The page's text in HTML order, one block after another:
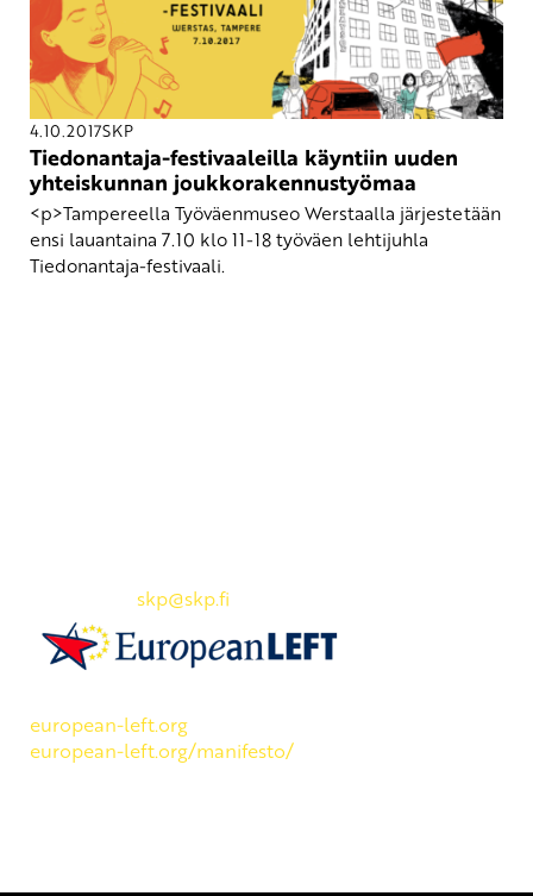
4.10.2017SKP
Tiedonantaja-festivaaleilla käyntiin uuden
yhteiskunnan joukkorakennustyömaa
<p>Tampereella Työväenmuseo Werstaalla järjestetään
ensi lauantaina 7.10 klo 11-18 työväen lehtijuhla
Tiedonantaja-festivaali.
skp@skp.fi
european-left.org
european-left.org/manifesto/